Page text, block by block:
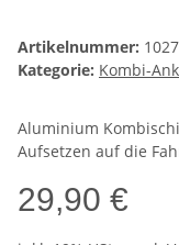
Artikelnummer:
Kategorie: Kombi-
Aluminium
Aufsetzen auf die
29,90 €